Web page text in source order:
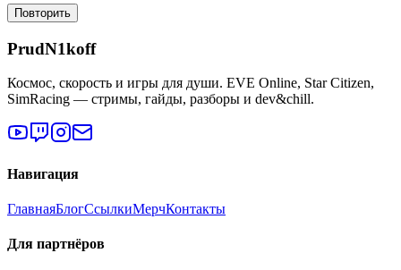
Повторить
PrudN1koff
Космос, скорость и игры для души. EVE Online, Star Citizen,
SimRacing — стримы, гайды, разборы и dev&chill.
Навигация
ГлавнаяБлогСсылкиМерчКонтакты
Для партнёров